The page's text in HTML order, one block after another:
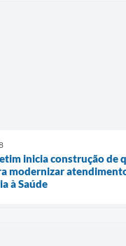
inicia construção de
modernizar
à Saúde